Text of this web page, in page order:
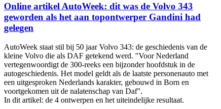
Online artikel AutoWeek: dit was de Volvo 343
geworden als het aan topontwerper Gandini had
gelegen
AutoWeek staat stil bij 50 jaar Volvo 343: de geschiedenis van de
kleine Volvo die als DAF getekend werd. "Voor Nederland
vertegenwoordigt de 300‑reeks een bijzonder hoofdstuk in de
autogeschiedenis. Het model geldt als de laatste personenauto met
een uitgesproken Nederlands karakter, gebouwd in Born en
voortgekomen uit de nalatenschap van Daf".
In dit artikel: de 4 ontwerpen en het uiteindelijke resultaat.